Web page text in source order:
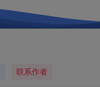
联系作者